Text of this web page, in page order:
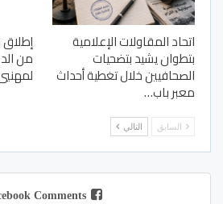
اتحاد المقاولات الإعلامية
بتطوان يشيد بتضحيات
الصحافيين خلال تغطية أحداث
معبر باب…
من
السابق التالي
Comments